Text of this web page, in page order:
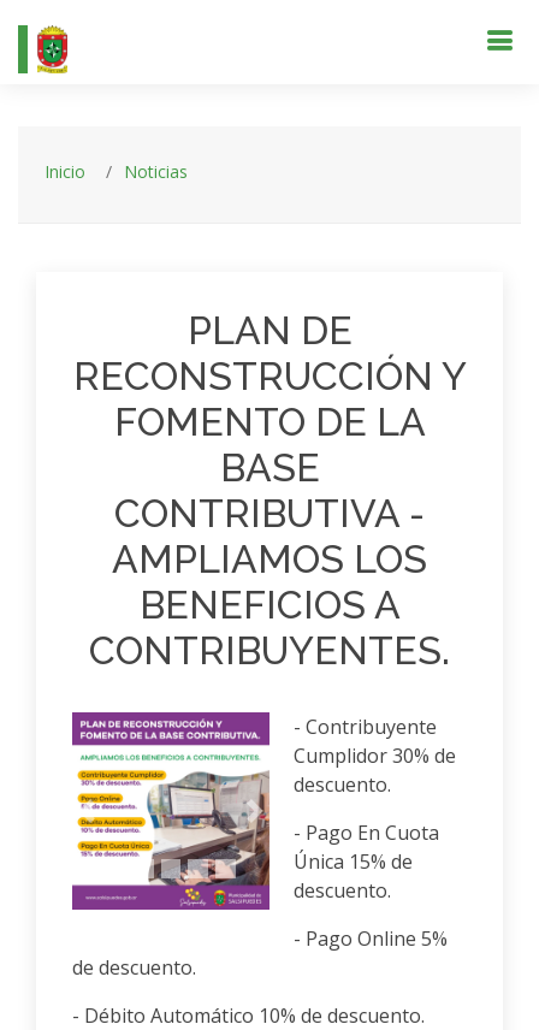
Inicio Noticias
PLAN DE
RECONSTRUCCIÓN Y
FOMENTO DE LA
BASE
CONTRIBUTIVA -
AMPLIAMOS LOS
BENEFICIOS A
CONTRIBUYENTES.
Anterior Siguiente
- Contribuyente
Cumplidor 30% de
descuento.
- Pago En Cuota
Única 15% de
descuento.
- Pago Online 5%
de descuento.
- Débito Automático 10% de descuento.